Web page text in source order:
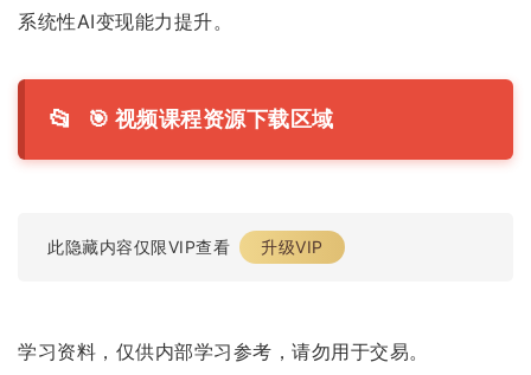
系统性AI变现能力提升。
📂 🎯 视频课程资源下载区域
此隐藏内容仅限VIP查看 升级VIP
学习资料，仅供内部学习参考，请勿用于交易。